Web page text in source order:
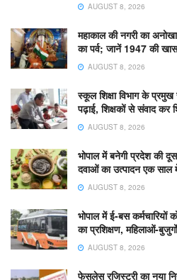
AUGUST 8, 2026
महाकाल की नगरी का
का पर्व; जानें 1947 की
AUGUST 8, 2026
स्कूल शिक्षा विभाग के
पढ़ाई, शिक्षकों से संवाद कर
AUGUST 8, 2026
भोपाल में बनेगी प्रदेश की
दवाओं का उत्पादन एक
AUGUST 8, 2026
भोपाल में ई-बस कर्मचारियों
का प्रशिक्षण, महिलाओं-
AUGUST 8, 2026
फेसलेस रजिस्ट्री का नया